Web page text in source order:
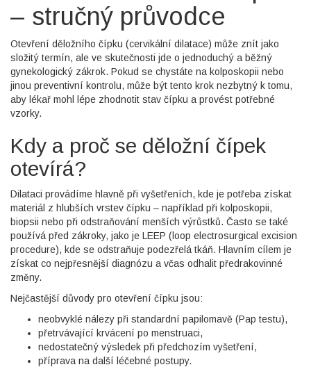
– stručný průvodce
Otevření děložního čípku (cervikální dilatace) může znít jako
složitý termín, ale ve skutečnosti jde o jednoduchý a běžný
gynekologický zákrok. Pokud se chystáte na kolposkopii nebo
jinou preventivní kontrolu, může být tento krok nezbytný k tomu,
aby lékař mohl lépe zhodnotit stav čípku a provést potřebné
vzorky.
Kdy a proč se děložní čípek
otevírá?
Dilataci provádíme hlavně při vyšetřeních, kde je potřeba získat
materiál z hlubších vrstev čípku – například při kolposkopii,
biopsii nebo při odstraňování menších výrůstků. Často se také
používá před zákroky, jako je LEEP (loop electrosurgical excision
procedure), kde se odstraňuje podezřelá tkáň. Hlavním cílem je
získat co nejpřesnější diagnózu a včas odhalit předrakovinné
změny.
Nejčastější důvody pro otevření čípku jsou:
neobvyklé nálezy při standardní papilomavě (Pap testu),
přetrvávající krvácení po menstruaci,
nedostatečný výsledek při předchozím vyšetření,
příprava na další léčebné postupy.